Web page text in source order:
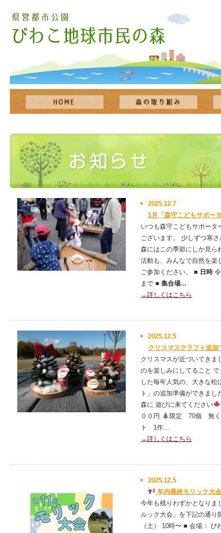
2025.12.7
1月「森守こどもサポー
いつも森守こどもサポータ
ございます。 少しずつ寒
森にはこの季節にしか見ら
活動も、みんなで自然を楽
ご参加ください。 ■ 日時
まで ■ 集合場...
→詳しくはこちら
2025.12.5
クリスマスクラフト追
クリスマスが近づいてきま
のを楽しみにしてること で
した毎年人気の、大きな
ト」の追加準備ができまし
森に 遊びに来てください
００円
限定 70個 無く
ト 1作...
→詳しくはこちら
2025.12.5
年内最終モリック大
今年も残りわずかとなりま
ルック大会」を下記の通り
（土） 10時〜 ■ 会場：